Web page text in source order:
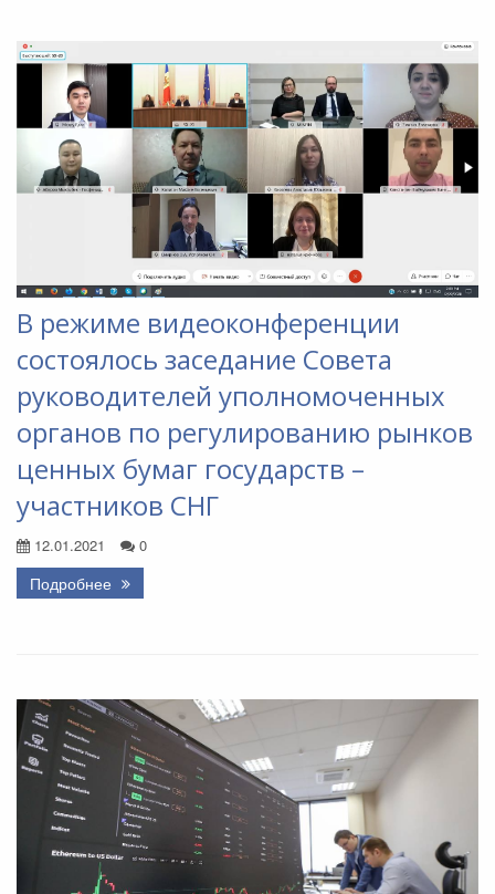
В режиме видеоконференции
состоялось заседание Совета
руководителей уполномоченных
органов по регулированию рынков
ценных бумаг государств –
участников СНГ
12.01.2021 0
Подробнее